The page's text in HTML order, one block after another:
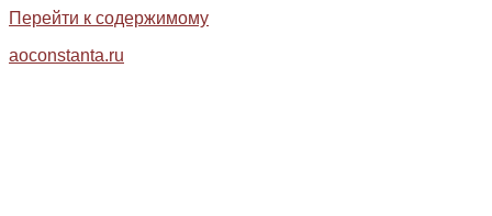
Перейти к содержимому
aoconstanta.ru